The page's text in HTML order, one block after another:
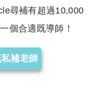
尋補有超過10,000
個合適既導師！
補老師